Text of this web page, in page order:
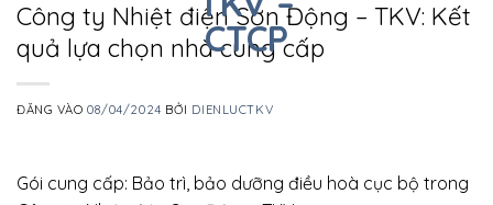
Công ty Nhiệt điện Sơn Động – TKV: Kết
quả lựa chọn nhà cung cấp
ĐĂNG VÀO08/04/2024 BỞI DIENLUCTKV
Gói cung cấp: Bảo trì, bảo dưỡng điều hoà cục bộ trong